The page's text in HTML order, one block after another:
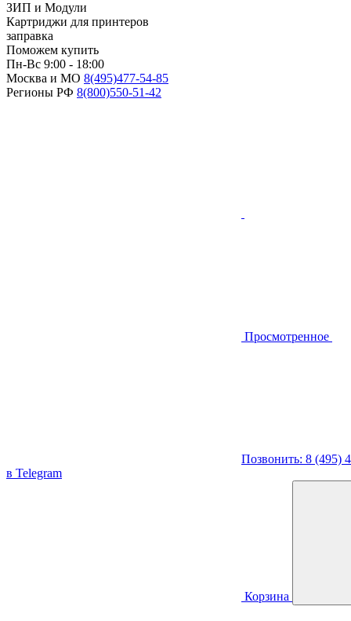
ЗИП и Модули
Картриджи для принтеров
заправка
Поможем купить
Пн-Вс 9:00 - 18:00
Москва и МО 8(495)477-54-85
Регионы РФ 8(800)550-51-42
Просмотренное
Позвонить: 8 (495)
в Telegram
Корзина